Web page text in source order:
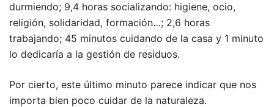
durmiendo; 9,4 horas socializando: higiene, ocio,
religión, solidaridad, formación…; 2,6 horas
trabajando; 45 minutos cuidando de la casa y 1 minuto
lo dedicaría a la gestión de residuos.
Por cierto, este último minuto parece indicar que nos
importa bien poco cuidar de la naturaleza.